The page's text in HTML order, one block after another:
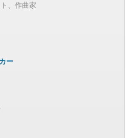
、作曲家
ー